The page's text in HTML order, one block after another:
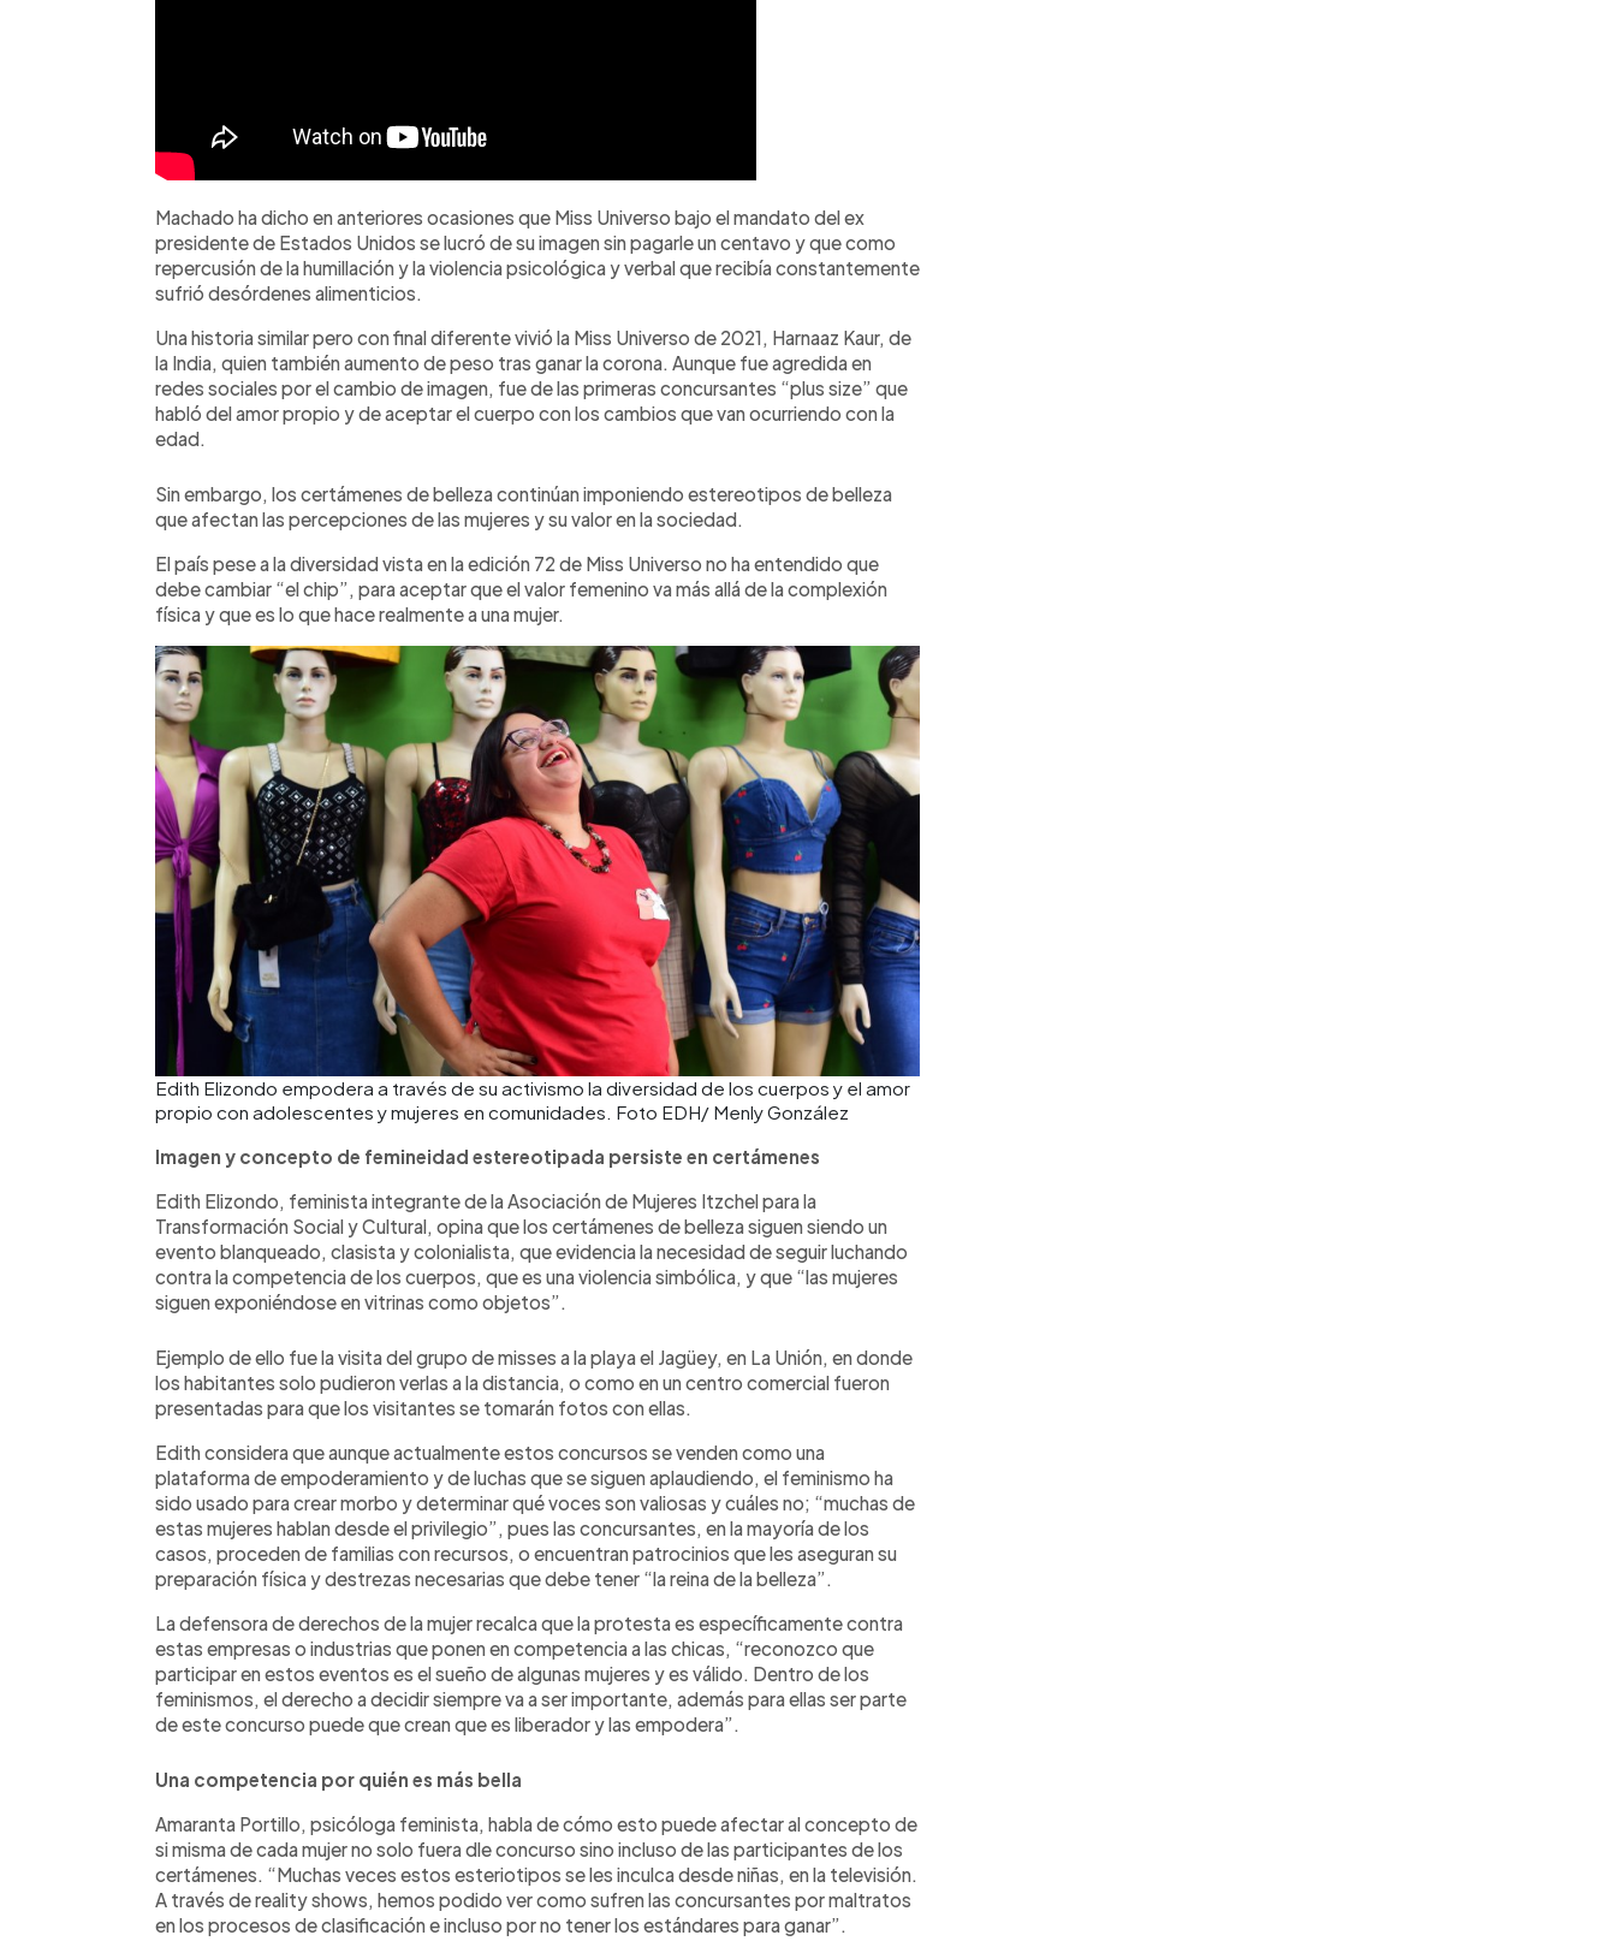
Machado ha dicho en anteriores ocasiones que Miss Universo bajo el mandato del ex
presidente de Estados Unidos se lucró de su imagen sin pagarle un centavo y que como
repercusión de la humillación y la violencia psicológica y verbal que recibía constantemente
sufrió desórdenes alimenticios.
Una historia similar pero con final diferente vivió la Miss Universo de 2021, Harnaaz Kaur, de
la India, quien también aumento de peso tras ganar la corona. Aunque fue agredida en
redes sociales por el cambio de imagen, fue de las primeras concursantes “plus size” que
habló del amor propio y de aceptar el cuerpo con los cambios que van ocurriendo con la
edad.
Sin embargo, los certámenes de belleza continúan imponiendo estereotipos de belleza
que afectan las percepciones de las mujeres y su valor en la sociedad.
El país pese a la diversidad vista en la edición 72 de Miss Universo no ha entendido que
debe cambiar “el chip”, para aceptar que el valor femenino va más allá de la complexión
física y que es lo que hace realmente a una mujer.
Edith Elizondo empodera a través de su activismo la diversidad de los cuerpos y el amor
propio con adolescentes y mujeres en comunidades. Foto EDH/ Menly González
Imagen y concepto de femineidad estereotipada persiste en certámenes
Edith Elizondo, feminista integrante de la Asociación de Mujeres Itzchel para la
Transformación Social y Cultural, opina que los certámenes de belleza siguen siendo un
evento blanqueado, clasista y colonialista, que evidencia la necesidad de seguir luchando
contra la competencia de los cuerpos, que es una violencia simbólica, y que “las mujeres
siguen exponiéndose en vitrinas como objetos”.
Ejemplo de ello fue la visita del grupo de misses a la playa el Jagüey, en La Unión, en donde
los habitantes solo pudieron verlas a la distancia, o como en un centro comercial fueron
presentadas para que los visitantes se tomarán fotos con ellas.
Edith considera que aunque actualmente estos concursos se venden como una
plataforma de empoderamiento y de luchas que se siguen aplaudiendo, el feminismo ha
sido usado para crear morbo y determinar qué voces son valiosas y cuáles no; “muchas de
estas mujeres hablan desde el privilegio”, pues las concursantes, en la mayoría de los
casos, proceden de familias con recursos, o encuentran patrocinios que les aseguran su
preparación física y destrezas necesarias que debe tener “la reina de la belleza”.
La defensora de derechos de la mujer recalca que la protesta es específicamente contra
estas empresas o industrias que ponen en competencia a las chicas, “reconozco que
participar en estos eventos es el sueño de algunas mujeres y es válido. Dentro de los
feminismos, el derecho a decidir siempre va a ser importante, además para ellas ser parte
de este concurso puede que crean que es liberador y las empodera”.
Una competencia por quién es más bella
Amaranta Portillo, psicóloga feminista, habla de cómo esto puede afectar al concepto de
si misma de cada mujer no solo fuera dle concurso sino incluso de las participantes de los
certámenes. “Muchas veces estos esteriotipos se les inculca desde niñas, en la televisión.
A través de reality shows, hemos podido ver como sufren las concursantes por maltratos
en los procesos de clasificación e incluso por no tener los estándares para ganar”.